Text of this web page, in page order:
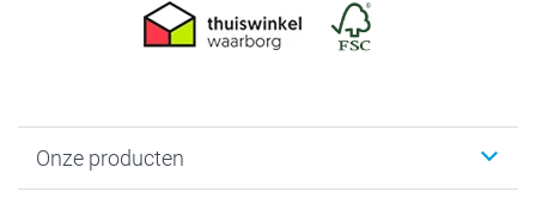
Onze producten